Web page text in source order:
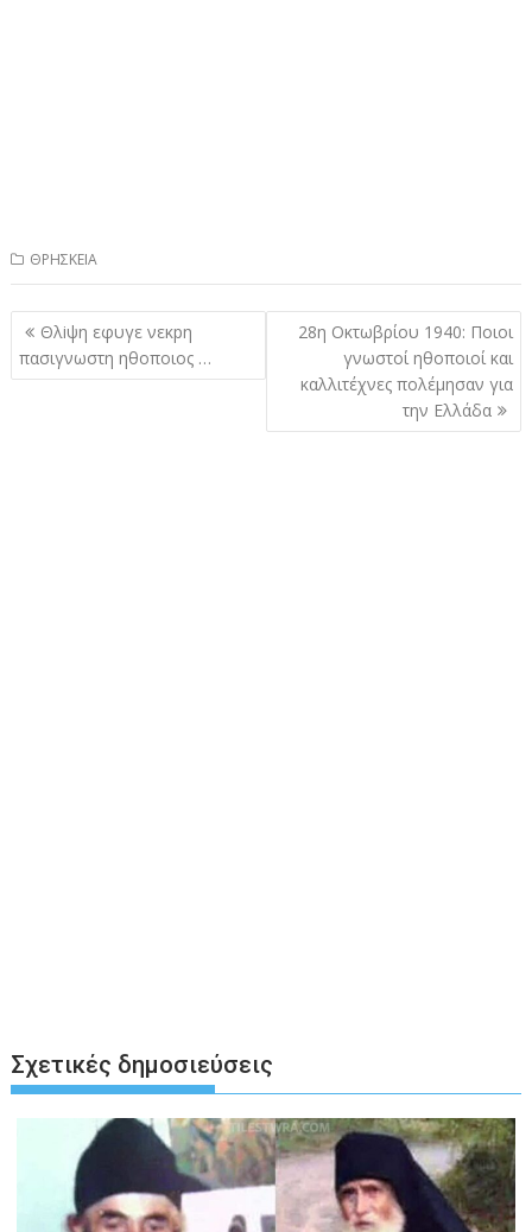
ΘΡΗΣΚΕΙΑ
Πλοήγηση
άρθρων
Θλiψη εφυγε νεκpη
πασιγνωστη ηθοποιος …
28η Οκτωβρίου 1940: Ποιοι
γνωστοί ηθοποιοί και
καλλιτέχνες πολέμησαν για
την Ελλάδα
Σχετικές δημοσιεύσεις